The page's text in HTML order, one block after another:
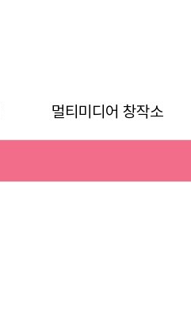
멀티미디어 창작소